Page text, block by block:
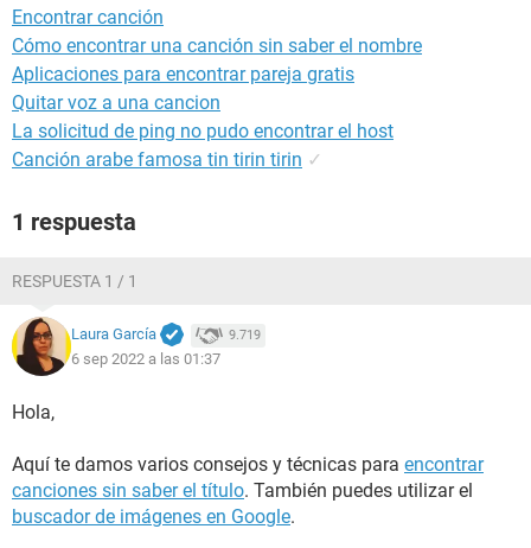
Encontrar canción
Cómo encontrar una canción sin saber el nombre
Aplicaciones para encontrar pareja gratis
Quitar voz a una cancion
La solicitud de ping no pudo encontrar el host
Canción arabe famosa tin tirin tirin ✓
1 respuesta
RESPUESTA 1 / 1
Laura García 9.719
6 sep 2022 a las 01:37
Hola,
Aquí te damos varios consejos y técnicas para encontrar
canciones sin saber el título. También puedes utilizar el
buscador de imágenes en Google.